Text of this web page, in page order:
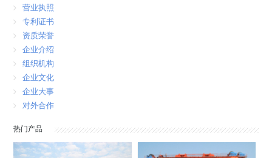
营业执照
专利证书
资质荣誉
企业介绍
组织机构
企业文化
企业大事
对外合作
热门产品